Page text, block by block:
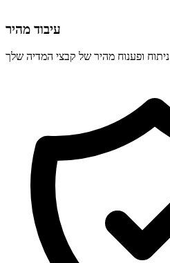
עיבוד מהיר
ניתוח ופענוח מהיר של קבצי המדיה שלך